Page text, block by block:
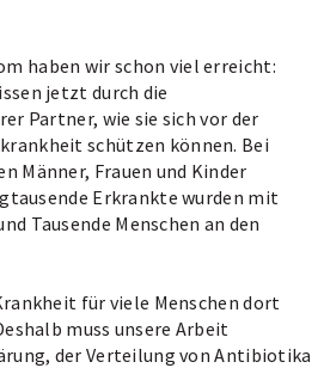
von
4
des
Carousels.
von
4
des
Carousels.
von
4
des
Carousels.
von
4
des
Carousels.
haben wir schon viel erreicht:
jetzt durch die
Partner, wie sie sich vor der
schützen können. Bei
Männer, Frauen und Kinder
Erkrankte wurden mit
Tausende Menschen an den
für viele Menschen dort
muss unsere Arbeit
der Verteilung von Antibiotika